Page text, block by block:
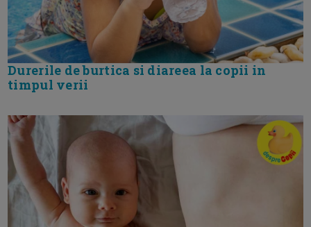
Durerile de burtica si diareea la copii in
timpul verii